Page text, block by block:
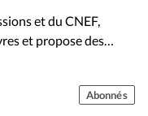
et du CNEF,
et propose des
Abonnés